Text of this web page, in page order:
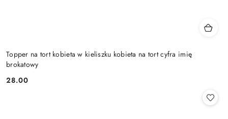
Topper na tort kobieta w kieliszku kobieta na tort cyfra imię
brokatowy
Cena:
28.00